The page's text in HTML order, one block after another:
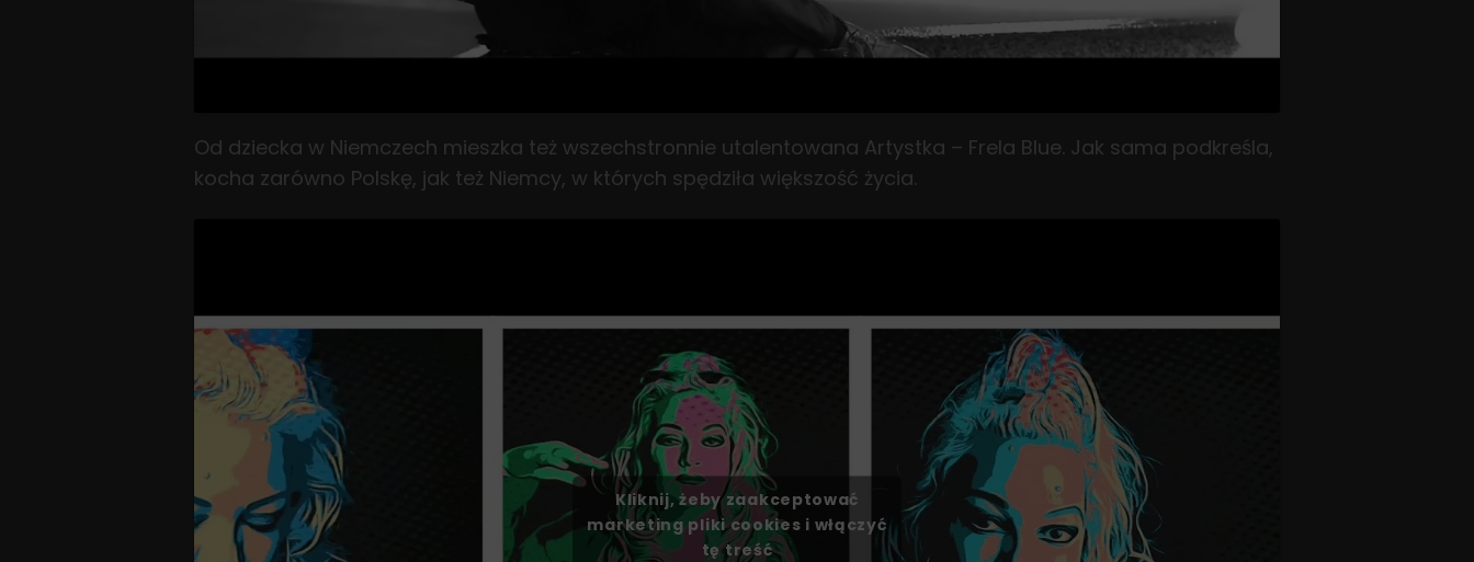
Od dziecka w Niemczech mieszka też wszechstronnie utalentowana Artystka – Frela Blue. Jak sama podkreśla,
kocha zarówno Polskę, jak też Niemcy, w których spędziła większość życia.
Kliknij, żeby zaakceptować
marketing pliki cookies i włączyć
tę treść